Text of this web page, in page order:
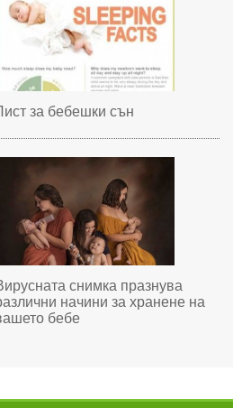
за бебешки сън
снимка празнува
начини за хранене на
бебе